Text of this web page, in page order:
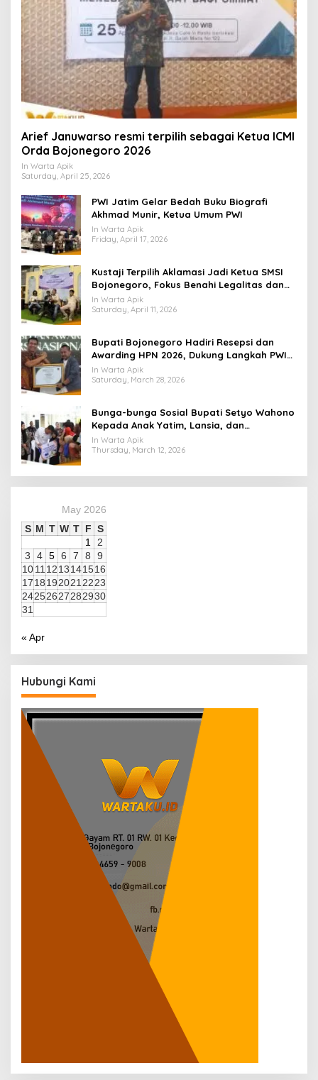
Arief Januwarso resmi terpilih sebagai Ketua ICMI
Orda Bojonegoro 2026
In Warta Apik
Saturday, April 25, 2026
PWI Jatim Gelar Bedah Buku Biografi
Akhmad Munir, Ketua Umum PWI
In Warta Apik
Friday, April 17, 2026
​Kustaji Terpilih Aklamasi Jadi Ketua SMSI
Bojonegoro, Fokus Benahi Legalitas dan
UKW Anggota
In Warta Apik
Saturday, April 11, 2026
Bupati Bojonegoro Hadiri Resepsi dan
Awarding HPN 2026, Dukung Langkah PWI
Tingkatkan Kompetensi Wartawan
In Warta Apik
Saturday, March 28, 2026
Bunga-bunga Sosial Bupati Setyo Wahono
Kepada Anak Yatim, Lansia, dan
Penyandang Disabilitas di Kasiman
In Warta Apik
Thursday, March 12, 2026
May 2026
S M T W T F S
1
2
3
4 5 6 7 8
9
1011 1213141516
1718192021 2223
24252627282930
31
« Apr
Hubungi Kami